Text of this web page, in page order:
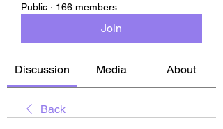
Public · 166 members
Join
Discussion Media About
Back